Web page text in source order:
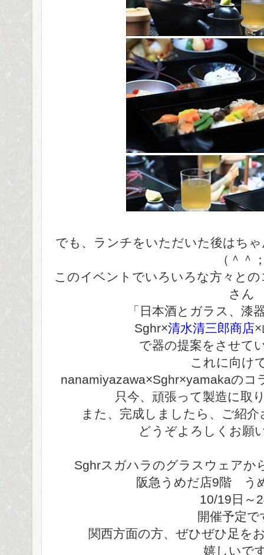
でも、ランチをいただいた後はち
（＾＾
このイベントでいろいろな方々と
さん
「日本酒とガラス、漆
Sghr×清水清三郎商店
で器の提案をさせて
これに向け
nanamiyazawa×Sghr×yamakaのコ
只今、頑張って製造に取
また、完成しましたら、ご紹
どうぞよろしくお願
Sghrスガハラのグラスウェアか
阪急うめだ店9階 う
10/19日～
開催予定で
関西方面の方、ぜひぜひ足を
嬉しいで